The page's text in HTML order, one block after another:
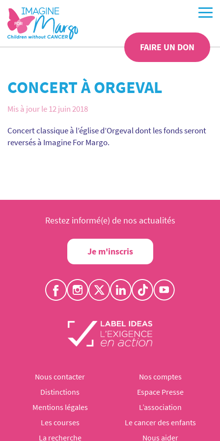
FAIRE UN DON
CONCERT À ORGEVAL
Mis à jour le 12 juin 2018
Concert classique à l’église d’Orgeval dont les fonds seront
reversés à Imagine For Margo.
Restez informé(e) de nos actualités
Je m'inscris
Nous contacter
Nos comptes
Distinctions
Espace Presse
Mentions légales
L’association
Les courses
Le cancer des enfants
La recherche
Nous aider